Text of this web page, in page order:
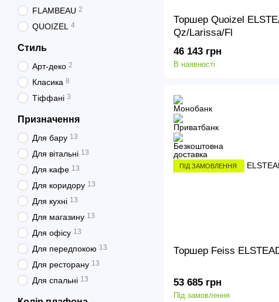
Торшер Quoizel
Qz/Larissa/Fl
46 143 грн
В наявності
ПІД ЗАМОВЛЕННЯ
Торшер Feiss
53 685 грн
Під замовлення
FLAMBEAU 2
QUOIZEL 4
Стиль
Арт-деко 2
Класика 8
Тіффані 3
Призначення
Для бару 13
Для вітальні 13
Для кафе 13
Для коридору 13
Для кухні 13
Для магазину 13
Для офісу 13
Для передпокою 13
Для ресторану 13
Для спальні 13